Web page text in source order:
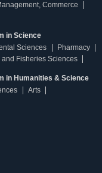
Commerce
in Science
Sciences
Pharmacy
Fisheries Sciences
in Humanities & Science
Arts